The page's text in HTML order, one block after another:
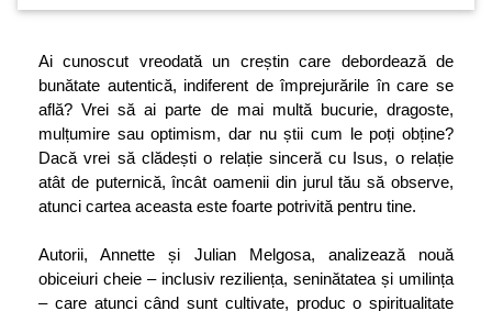
Ai cunoscut vreodată un creștin care debordează de
bunătate autentică, indiferent de împrejurările în care se
află? Vrei să ai parte de mai multă bucurie, dragoste,
mulțumire sau optimism, dar nu știi cum le poți obține?
Dacă vrei să clădești o relație sinceră cu Isus, o relație
atât de puternică, încât oamenii din jurul tău să observe,
atunci cartea aceasta este foarte potrivită pentru tine.
Autorii, Annette și Julian Melgosa, analizează nouă
obiceiuri cheie – inclusiv reziliența, seninătatea și umilința
– care atunci când sunt cultivate, produc o spiritualitate